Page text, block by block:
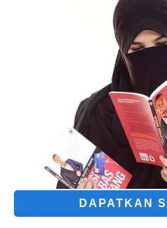
DAPATKAN